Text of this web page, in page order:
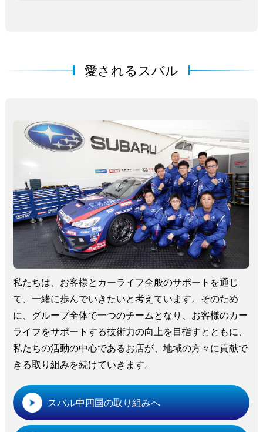
愛されるスバル
私たちは、お客様とカーライフ全般のサポートを通じ
て、一緒に歩んでいきたいと考えています。そのため
に、グループ全体で一つのチームとなり、お客様のカー
ライフをサポートする技術力の向上を目指すとともに、
私たちの活動の中心であるお店が、地域の方々に貢献で
きる取り組みを続けていきます。
スバル中四国の取り組みへ